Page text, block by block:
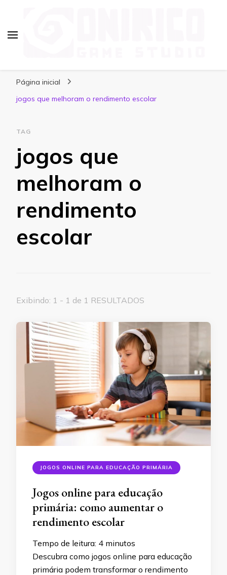
Página inicial
jogos que melhoram o rendimento escolar
TAG
jogos que
melhoram o
rendimento
escolar
Exibindo: 1 - 1 de 1 RESULTADOS
JOGOS ONLINE PARA EDUCAÇÃO PRIMÁRIA
Jogos online para educação
primária: como aumentar o
rendimento escolar
Tempo de leitura: 4 minutos
Descubra como jogos online para educação
primária podem transformar o rendimento